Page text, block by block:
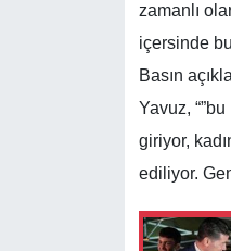
zamanlı
içersinde
Basın
Yavuz,
giriyor,
ediliyor.